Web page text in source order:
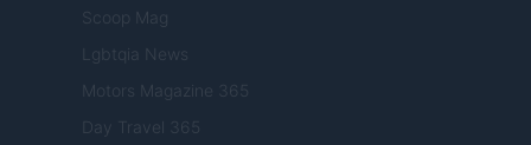
Scoop Mag
Lgbtqia News
Motors Magazine 365
Day Travel 365